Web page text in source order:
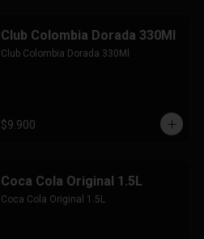
Club Colombia Dorada 330Ml
Club Colombia Dorada 330Ml
$9.900
Coca Cola Original 1.5L
Coca Cola Original 1.5L